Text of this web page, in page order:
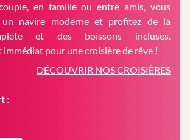
couple, en famille ou entre amis, vous
un navire moderne et profitez de la
et des boissons incluses.
immédiat pour une croisière de rêve !
DÉCOUVRIR NOS CROISIÈRES
: